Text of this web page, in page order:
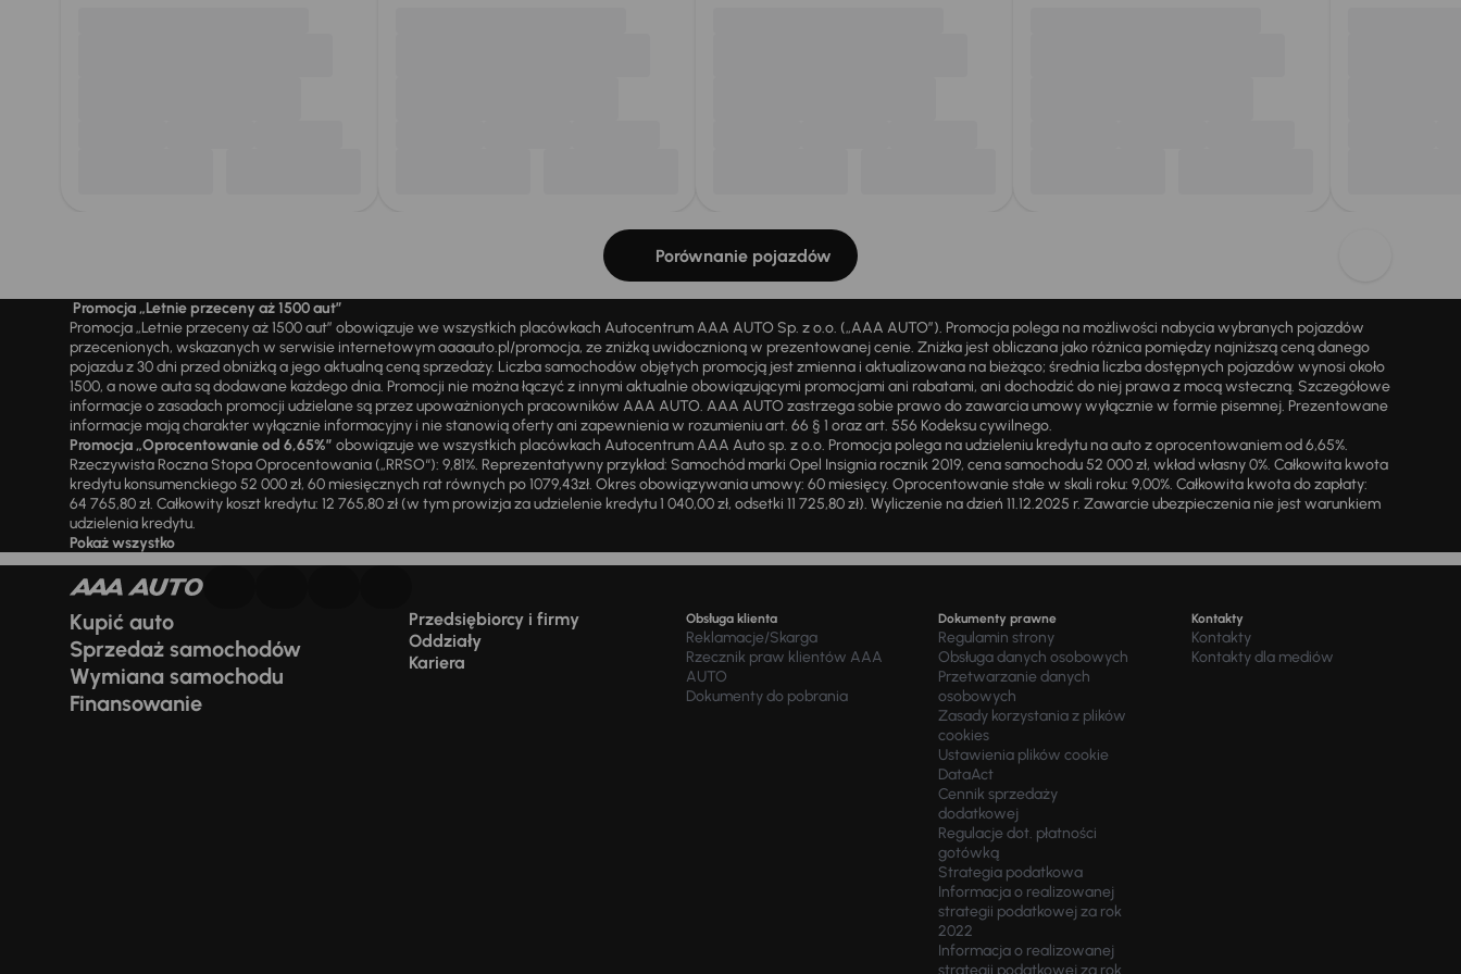
Porównanie pojazdów
Promocja „Letnie przeceny aż 1500 aut”
Promocja „Letnie przeceny aż 1500 aut” obowiązuje we wszystkich placówkach Autocentrum AAA AUTO Sp. z o.o. („AAA AUTO”). Promocja polega na możliwości nabycia wybranych pojazdów
przecenionych, wskazanych w serwisie internetowym aaaauto.pl/promocja, ze zniżką uwidocznioną w prezentowanej cenie. Zniżka jest obliczana jako różnica pomiędzy najniższą ceną danego
pojazdu z 30 dni przed obniżką a jego aktualną ceną sprzedaży. Liczba samochodów objętych promocją jest zmienna i aktualizowana na bieżąco; średnia liczba dostępnych pojazdów wynosi około
1500, a nowe auta są dodawane każdego dnia. Promocji nie można łączyć z innymi aktualnie obowiązującymi promocjami ani rabatami, ani dochodzić do niej prawa z mocą wsteczną. Szczegółowe
informacje o zasadach promocji udzielane są przez upoważnionych pracowników AAA AUTO. AAA AUTO zastrzega sobie prawo do zawarcia umowy wyłącznie w formie pisemnej. Prezentowane
informacje mają charakter wyłącznie informacyjny i nie stanowią oferty ani zapewnienia w rozumieniu art. 66 § 1 oraz art. 556 Kodeksu cywilnego.
Promocja „Oprocentowanie od 6,65%” obowiązuje we wszystkich placówkach Autocentrum AAA Auto sp. z o.o. Promocja polega na udzieleniu kredytu na auto z oprocentowaniem od 6,65%.
Rzeczywista Roczna Stopa Oprocentowania („RRSO“): 9,81%. Reprezentatywny przykład: Samochód marki Opel Insignia rocznik 2019, cena samochodu 52 000 zł, wkład własny 0%. Całkowita kwota
kredytu konsumenckiego 52 000 zł, 60 miesięcznych rat równych po 1079,43zł. Okres obowiązywania umowy: 60 miesięcy. Oprocentowanie stałe w skali roku: 9,00%. Całkowita kwota do zapłaty:
64 765,80 zł. Całkowity koszt kredytu: 12 765,80 zł (w tym prowizja za udzielenie kredytu 1 040,00 zł, odsetki 11 725,80 zł). Wyliczenie na dzień 11.12.2025 r. Zawarcie ubezpieczenia nie jest warunkiem
udzielenia kredytu.
Pokaż wszystko
Kupić auto
Sprzedaż samochodów
Wymiana samochodu
Finansowanie
Przedsiębiorcy i firmy
Oddziały
Kariera
Obsługa klienta
Reklamacje/Skarga
Rzecznik praw klientów AAA
AUTO
Dokumenty do pobrania
Dokumenty prawne
Regulamin strony
Obsługa danych osobowych
Przetwarzanie danych
osobowych
Zasady korzystania z plików
cookies
Ustawienia plików cookie
DataAct
Cennik sprzedaży
dodatkowej
Regulacje dot. płatności
gotówką
Strategia podatkowa
Informacja o realizowanej
strategii podatkowej za rok
2022
Informacja o realizowanej
strategii podatkowej za rok
Kontakty
Kontakty
Kontakty dla mediów